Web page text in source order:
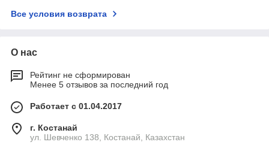
Все условия возврата
О нас
Рейтинг не сформирован
Менее 5 отзывов за последний год
Работает с 01.04.2017
г. Костанай
ул. Шевченко 138, Костанай, Казахстан